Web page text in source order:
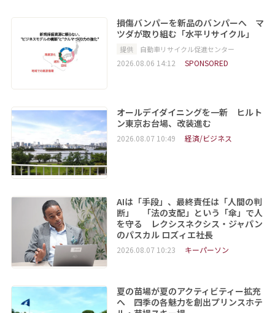
損傷バンパーを新品のバンパーへ マ
ツダが取り組む「水平リサイクル」
提供 自動車リサイクル促進センター
2026.08.06 14:12 SPONSORED
オールデイダイニングを一新 ヒルト
ン東京お台場、改装進む
2026.08.07 10:49 経済/ビジネス
AIは「手段」、最終責任は「人間の判
断」 「法の支配」という「傘」で人
を守る レクシスネクシス・ジャパン
のパスカル ロズィエ社長
2026.08.07 10:23 キーパーソン
夏の苗場が夏のアクティビティー拡充
へ 四季の各魅力を創出プリンスホテ